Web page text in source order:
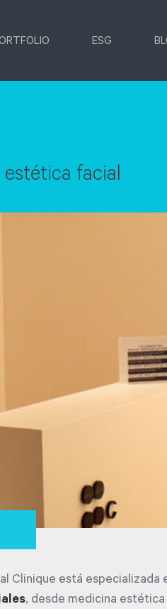
ESG
estética facial
Clinique está especializada
, desde medicina